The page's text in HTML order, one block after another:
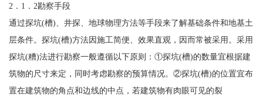
2．1．2勘察手段
通过探坑(槽)、井探、地球物理方法等手段来了解基础条件和地基土
层条件。探坑(槽)方法因施工简便、效果直观，因而常被采用。采用
探坑(糟)法进行勘察一般遵循以下原则：①探坑(槽)的数量宜根据建
筑物的尺寸来定，同时考虑勘察的预算情况。②探坑(槽)的位置宜布
置在建筑物的角点和边线的中点，若建筑物有肉眼可见的裂